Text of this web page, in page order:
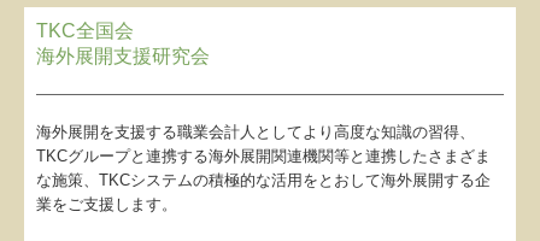
個人情報保護方針
証憑保存機能
定額減税
TKC全国会
海外展開支援研究会
海外展開を支援する職業会計人としてより高度な知識の習得、
TKCグループと連携する海外展開関連機関等と連携したさまざま
な施策、TKCシステムの積極的な活用をとおして海外展開する企
業をご支援します。